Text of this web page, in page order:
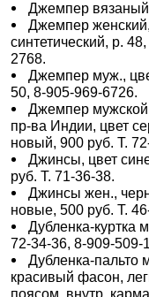
Джемпер
Джемпер
синтетический, р.
2768.
Джемпер муж.,
50, 8-905-969-6726.
Джемпер
пр-ва Индии, цвет
новый, 900 руб. Т.
Джинсы, цвет
руб. Т. 71-36-38.
Джинсы жен.,
новые, 500 руб. Т.
Дубленка-куртка
72-34-36, 8-909-509-
Дубленка-пальто
красивый фасон,
поясом, внутр.